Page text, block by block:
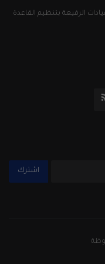
بتنظيم القاعدة